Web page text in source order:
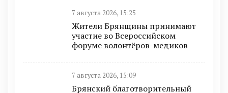
7 августа 2026, 15:25
Жители Брянщины принимают
участие во Всероссийском
форуме волонтёров-медиков
7 августа 2026, 15:09
Брянский благотворительный